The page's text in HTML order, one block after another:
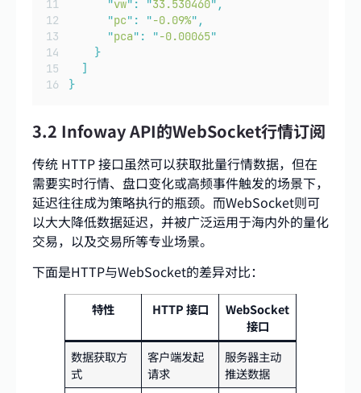
"vw" : "33.530460" ,
"pc" : "-0.09%" ,
"pca" : "-0.00065"
}
]
}
3.2 Infoway API的WebSocket行情订阅
传统 HTTP 接口虽然可以获取批量行情数据，但在
需要实时行情、盘口变化或高频事件触发的场景下，
延迟往往成为策略执行的瓶颈。而WebSocket则可
以大大降低数据延迟，并被广泛运用于海内外的量化
交易，以及交易所等专业场景。
下面是HTTP与WebSocket的差异对比：
特性 HTTP 接口
WebSocket
接口
数据获取方
式
客户端发起
请求
服务器主动
推送数据